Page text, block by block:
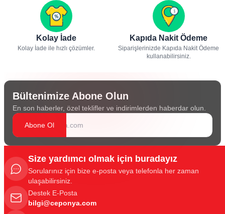
Kolay İade
Kolay İade ile hızlı çözümler.
Kapıda Nakit Ödeme
Siparişlerinizde Kapıda Nakit Ödeme
kullanabilirsiniz.
Bültenimize Abone Olun
En son haberler, özel teklifler ve indirimlerden haberdar olun.
Abone Ol
Size yardımcı olmak için buradayız
Sorularınız için bize e-posta veya telefonla her zaman
ulaşabilirsiniz.
Destek E-Posta
bilgi@ceponya.com